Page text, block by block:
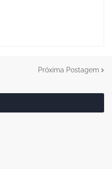
Próxima Postagem